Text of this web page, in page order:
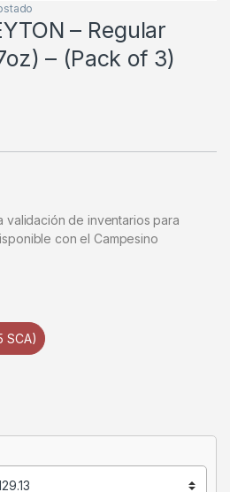
– Regular
– (Pack of 3)
validación de inventarios para
con el Campesino
SCA)